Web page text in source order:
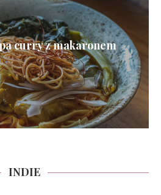
curry z makaronem
INDIE